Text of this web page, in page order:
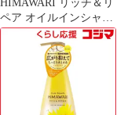
HIMAWARI リッチ＆リ
ペア オイルインシャン
プー 詰替 4個セット